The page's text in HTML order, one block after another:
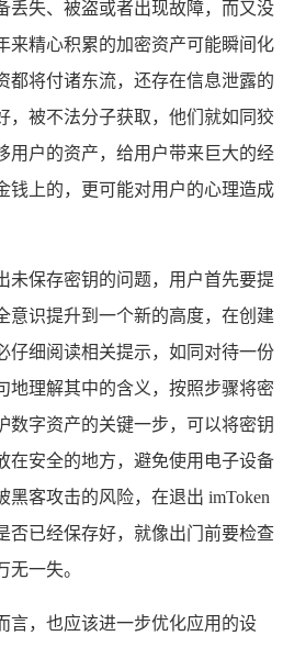
丢失、被盗或者出现故障，而又没
来精心积累的加密资产可能瞬间化
都将付诸东流，还存在信息泄露的
，被不法分子获取，他们就如同狡
用户的资产，给用户带来巨大的经
钱上的，更可能对用户的心理造成
未保存密钥的问题，用户首先要提
意识提升到一个新的高度，在创建
仔细阅读相关提示，如同对待一份
地理解其中的含义，按照步骤将密
数字资产的关键一步，可以将密钥
在安全的地方，避免使用电子设备
客攻击的风险，在退出 imToken
否已经保存好，就像出门前要检查
一失。
言，也应该进一步优化应用的设